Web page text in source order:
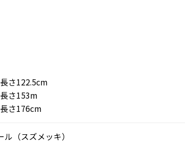
さ122.5cm
さ153m
さ176cm
（スズメッキ）